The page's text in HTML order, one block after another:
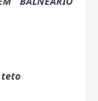
teto